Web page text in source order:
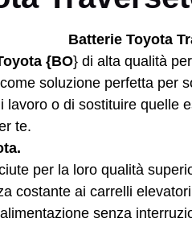
Batterie Toyota
{BO} di alta qualità
soluzione perfetta
lavoro o di sostituire quelle
te.
per la loro qualità
costante ai carrelli
senza